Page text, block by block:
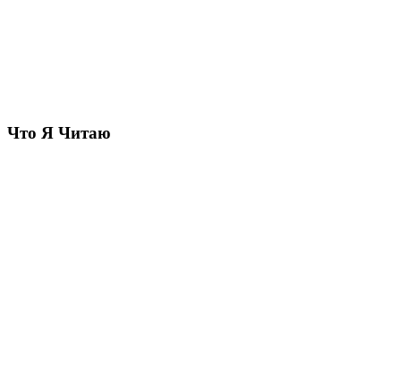
Что Я Читаю